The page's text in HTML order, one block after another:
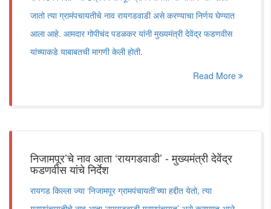
जातो त्या ग्रामंपचायतीचे नाव रायगडवाडी असे करण्याचा निर्णय घेण्यात
आला आहे. आमदार गोपीचंद पडळकर यांनी मुख्यमंत्री देवेंद्र फडणवीस
यांच्याकडे याबाबतची मागणी केली होती.
Read More
निजामपूर’चे नाव आता ‘रायगडवाडी’ - मुख्यमंत्री देवेंद्र
फडणवीस यांचे निर्देश
रायगड किल्ला ज्या ‘निजामपूर ग्रामपंचायती’च्या हद्दीत येतो, त्या